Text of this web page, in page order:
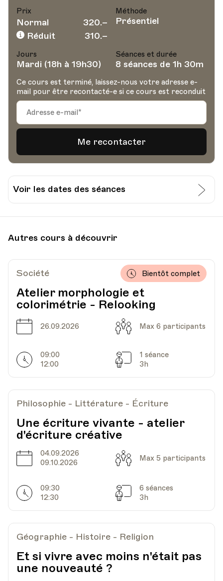
Prix
Normal
320.–
Réduit
310.–
Méthode
Présentiel
Jours
Mardi (18h à 19h30)
Séances et durée
8 séances de 1h 30m
Ce cours est terminé, laissez-nous votre adresse e-
mail pour être recontacté-e si ce cours est reconduit
Voir les dates des séances
Lieu1005, Lausanne
Av. de Cour 33
Date07.11.2023 Heure
18.00
Av. de Cour 33
Date14.11.2023 Heure
18.00
Lieu
HEP - Haute Ecole Pédagogique - Salle 717
1005, Lausanne
Date
21.11.2023 Heure
18.00
Av. de Cour 33
Autres cours à découvrir
Société
Atelier morphologie et
colorimétrie - Relooking
Bientôt complet
Date
26.09.2026 Capacité
Max 6 participants
Horarires
09:00
12:00
Séances
1 séance
3h
Philosophie - Littérature - Écriture
Une écriture vivante - atelier
d'écriture créative
Date
04.09.2026
09.10.2026
Capacité
Max 5 participants
Horarires
09:30
12:30
Séances
6 séances
3h
Géographie - Histoire - Religion
Et si vivre avec moins n'était pas
une nouveauté ?